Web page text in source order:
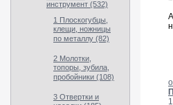
инструмент (532)
1 Плоскогубцы,
клещи, ножницы
по металлу (82)
2 Молотки,
топоры, зубила,
пробойники (108)
3 Отвертки и